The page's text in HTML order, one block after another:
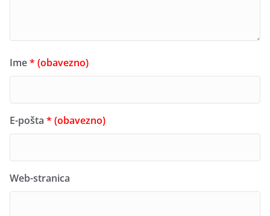
Ime* (obavezno)
E-pošta * (obavezno)
Web-stranica